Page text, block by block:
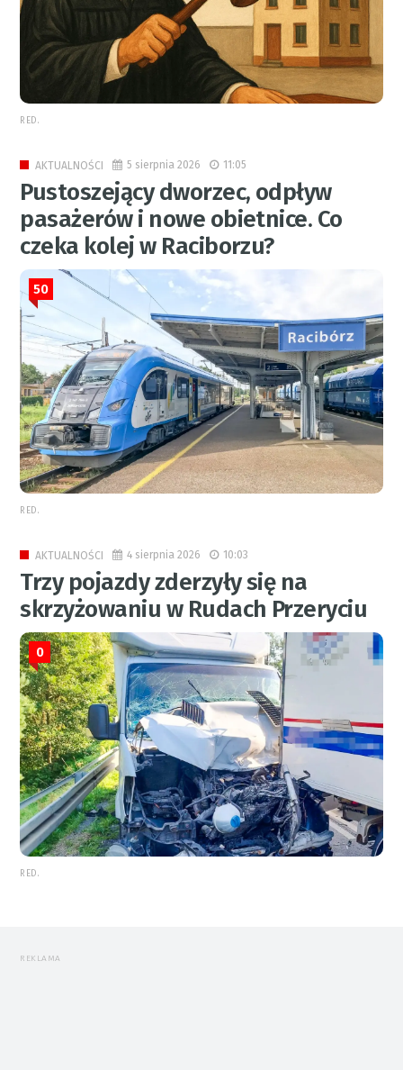
RED.
AKTUALNOŚCI 5 sierpnia 2026 11:05
Pustoszejący dworzec, odpływ
pasażerów i nowe obietnice. Co
czeka kolej w Raciborzu?
50
RED.
AKTUALNOŚCI 4 sierpnia 2026 10:03
Trzy pojazdy zderzyły się na
skrzyżowaniu w Rudach Przeryciu
0
RED.
REKLAMA